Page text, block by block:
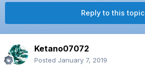
Reply to this topic
Ketano07072
Posted January 7, 2019